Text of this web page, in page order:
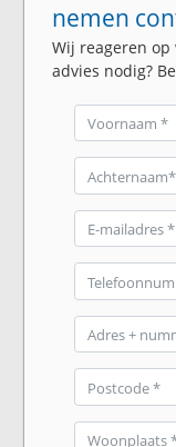
nemen
Wij reageren op
advies nodig?